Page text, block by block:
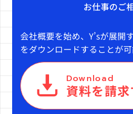
お仕事のご
会社概要を始め、Y’sが展開
をダウンロードすることが可
Download
資料を請求